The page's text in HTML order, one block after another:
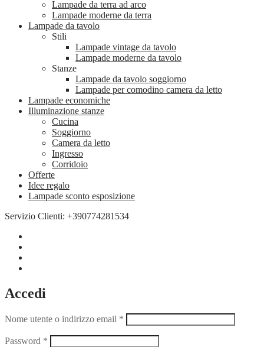
Lampade da terra ad arco
Lampade moderne da terra
Lampade da tavolo
Stili
Lampade vintage da tavolo
Lampade moderne da tavolo
Stanze
Lampade da tavolo soggiorno
Lampade per comodino camera da letto
Lampade economiche
Illuminazione stanze
Cucina
Soggiorno
Camera da letto
Ingresso
Corridoio
Offerte
Idee regalo
Lampade sconto esposizione
Servizio Clienti: +390774281534
Accedi
Nome utente o indirizzo email *
Password *